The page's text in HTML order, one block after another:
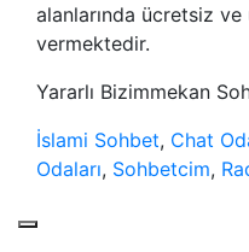
alanlarında ücretsiz
vermektedir.
Yararlı Bizimmekan
İslami Sohbet, Chat
Odaları, Sohbetcim,